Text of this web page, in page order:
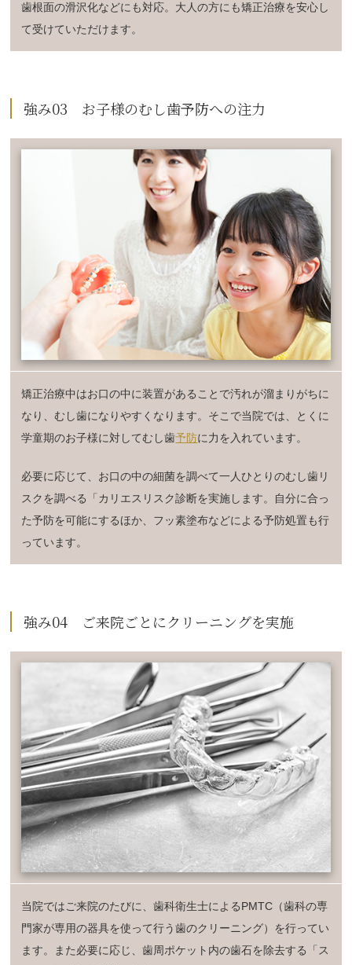
歯根面の滑沢化などにも対応。大人の方にも矯正治療を安心し
て受けていただけます。
強み03 お子様のむし歯予防への注力
矯正治療中はお口の中に装置があることで汚れが溜まりがちに
なり、むし歯になりやすくなります。そこで当院では、とくに
学童期のお子様に対してむし歯予防に力を入れています。
必要に応じて、お口の中の細菌を調べて一人ひとりのむし歯リ
スクを調べる「カリエスリスク診断を実施します。自分に合っ
た予防を可能にするほか、フッ素塗布などによる予防処置も行
っています。
強み04 ご来院ごとにクリーニングを実施
当院ではご来院のたびに、歯科衛生士によるPMTC（歯科の専
門家が専用の器具を使って行う歯のクリーニング）を行ってい
ます。また必要に応じ、歯周ポケット内の歯石を除去する「ス